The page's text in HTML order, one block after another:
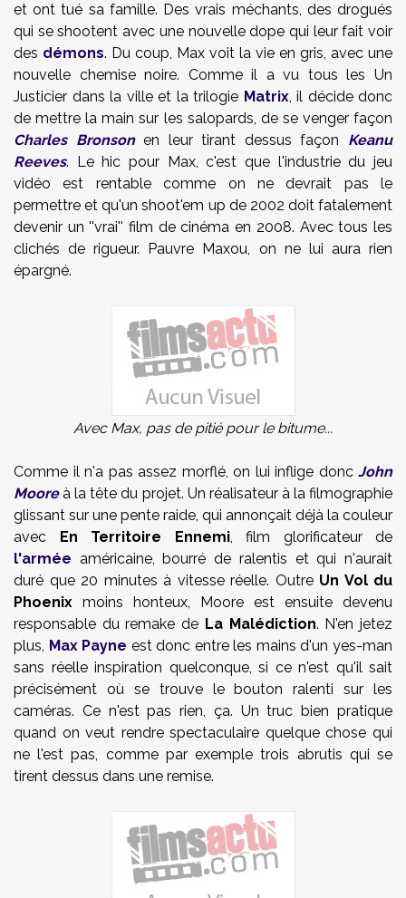
et ont tué sa famille. Des vrais méchants, des drogués
qui se shootent avec une nouvelle dope qui leur fait voir
des démons. Du coup, Max voit la vie en gris, avec une
nouvelle chemise noire. Comme il a vu tous les Un
Justicier dans la ville et la trilogie Matrix, il décide donc
de mettre la main sur les salopards, de se venger façon
Charles Bronsonen leur tirant dessus façon Keanu
Reeves. Le hic pour Max, c'est que l'industrie du jeu
vidéo est rentable comme on ne devrait pas le
permettre et qu'un shoot'em up de 2002 doit fatalement
devenir un ''vrai'' film de cinéma en 2008. Avec tous les
clichés de rigueur. Pauvre Maxou, on ne lui aura rien
épargné.
Avec Max, pas de pitié pour le bitume...
Comme il n'a pas assez morflé, on lui inflige donc John
Mooreà la tête du projet. Un réalisateur à la filmographie
glissant sur une pente raide, qui annonçait déjà la couleur
avec En Territoire Ennemi, film glorificateur de
l'armée américaine, bourré de ralentis et qui n'aurait
duré que 20 minutes à vitesse réelle. Outre Un Vol du
Phoenix moins honteux, Moore est ensuite devenu
responsable du remake de La Malédiction. N'en jetez
plus, Max Payne est donc entre les mains d'un yes-man
sans réelle inspiration quelconque, si ce n'est qu'il sait
précisément où se trouve le bouton ralenti sur les
caméras. Ce n'est pas rien, ça. Un truc bien pratique
quand on veut rendre spectaculaire quelque chose qui
ne l'est pas, comme par exemple trois abrutis qui se
tirent dessus dans une remise.